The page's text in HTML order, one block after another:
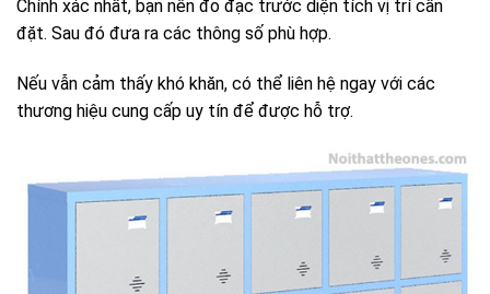
Chính xác nhất, bạn nên đo đạc trước diện tích vị trí cần
đặt. Sau đó đưa ra các thông số phù hợp.
Nếu vẫn cảm thấy khó khăn, có thể liên hệ ngay với các
thương hiệu cung cấp uy tín để được hỗ trợ.